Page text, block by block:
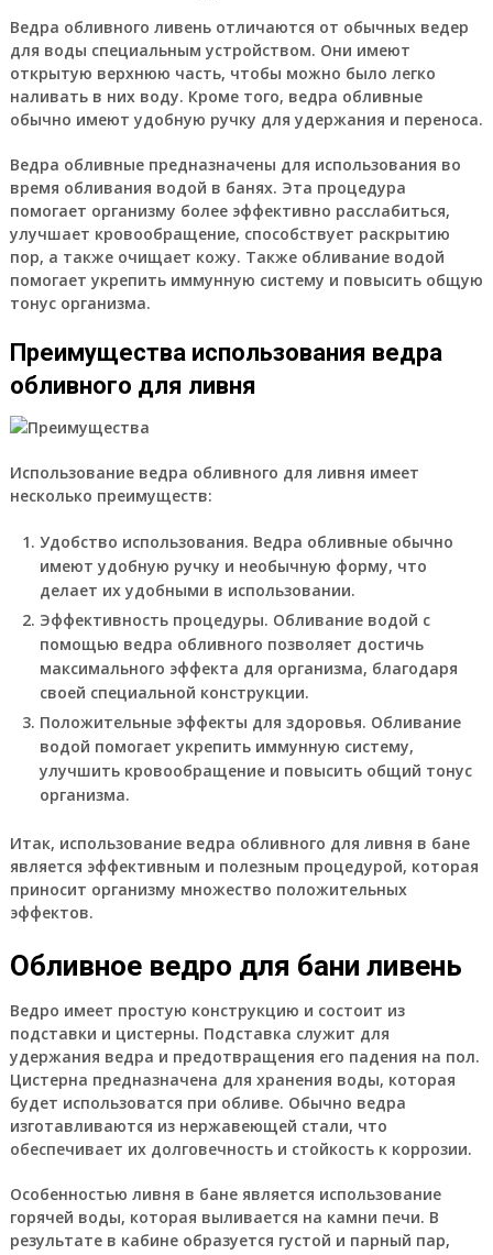
Ведра обливного ливень отличаются от обычных ведер
для воды специальным устройством. Они имеют
открытую верхнюю часть, чтобы можно было легко
наливать в них воду. Кроме того, ведра обливные
обычно имеют удобную ручку для удержания и переноса.
Ведра обливные предназначены для использования во
время обливания водой в банях. Эта процедура
помогает организму более эффективно расслабиться,
улучшает кровообращение, способствует раскрытию
пор, а также очищает кожу. Также обливание водой
помогает укрепить иммунную систему и повысить общую
тонус организма.
Преимущества использования ведра
обливного для ливня
Использование ведра обливного для ливня имеет
несколько преимуществ:
Удобство использования. Ведра обливные обычно
имеют удобную ручку и необычную форму, что
делает их удобными в использовании.
Эффективность процедуры. Обливание водой с
помощью ведра обливного позволяет достичь
максимального эффекта для организма, благодаря
своей специальной конструкции.
Положительные эффекты для здоровья. Обливание
водой помогает укрепить иммунную систему,
улучшить кровообращение и повысить общий тонус
организма.
Итак, использование ведра обливного для ливня в бане
является эффективным и полезным процедурой, которая
приносит организму множество положительных
эффектов.
Обливное ведро для бани ливень
Ведро имеет простую конструкцию и состоит из
подставки и цистерны. Подставка служит для
удержания ведра и предотвращения его падения на пол.
Цистерна предназначена для хранения воды, которая
будет использоватся при обливе. Обычно ведра
изготавливаются из нержавеющей стали, что
обеспечивает их долговечность и стойкость к коррозии.
Особенностью ливня в бане является использование
горячей воды, которая выливается на камни печи. В
результате в кабине образуется густой и парный пар,